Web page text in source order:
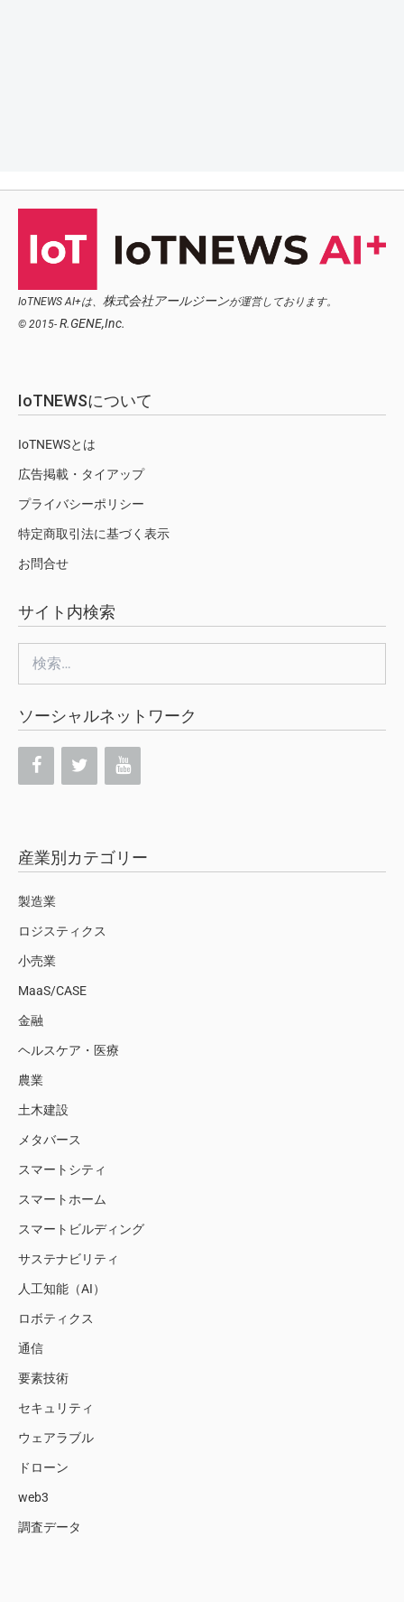
IoTNEWS AI+は、 株式会社アールジーンが運営しております。
© 2015- R.GENE,Inc.
IoTNEWSについて
IoTNEWSとは
広告掲載・タイアップ
プライバシーポリシー
特定商取引法に基づく表示
お問合せ
サイト内検索
索:
ソーシャルネットワーク
産業別カテゴリー
製造業
ロジスティクス
小売業
MaaS/CASE
金融
ヘルスケア・医療
農業
土木建設
メタバース
スマートシティ
スマートホーム
スマートビルディング
サステナビリティ
人工知能（AI）
ロボティクス
通信
要素技術
セキュリティ
ウェアラブル
ドローン
web3
調査データ